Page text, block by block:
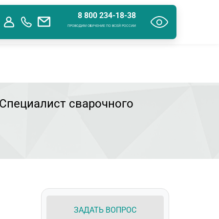
об образовательной организации Контакты
8 800 234-18-38
ПРОВОДИМ ОБУЧЕНИЕ ПО ВСЕЙ РОССИИ
сварочного
ЗАДАТЬ ВОПРОС